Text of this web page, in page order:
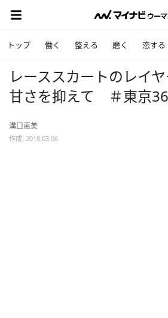
トップ 働く 整える 磨く 恋する
レーススカートのレイ
甘さを抑えて ＃東京
溝口恵美
作成: 2018.03.06